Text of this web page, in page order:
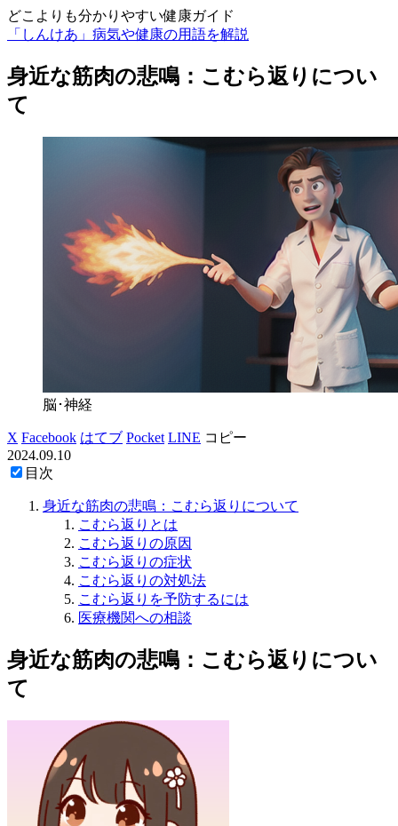
どこよりも分かりやすい健康ガイド
「しんけあ」病気や健康の用語を解説
身近な筋肉の悲鳴：こむら返りについ
て
脳･神経
X Facebook はてブ Pocket LINE コピー
2024.09.10
目次
身近な筋肉の悲鳴：こむら返りについて
こむら返りとは
こむら返りの原因
こむら返りの症状
こむら返りの対処法
こむら返りを予防するには
医療機関への相談
身近な筋肉の悲鳴：こむら返りについ
て